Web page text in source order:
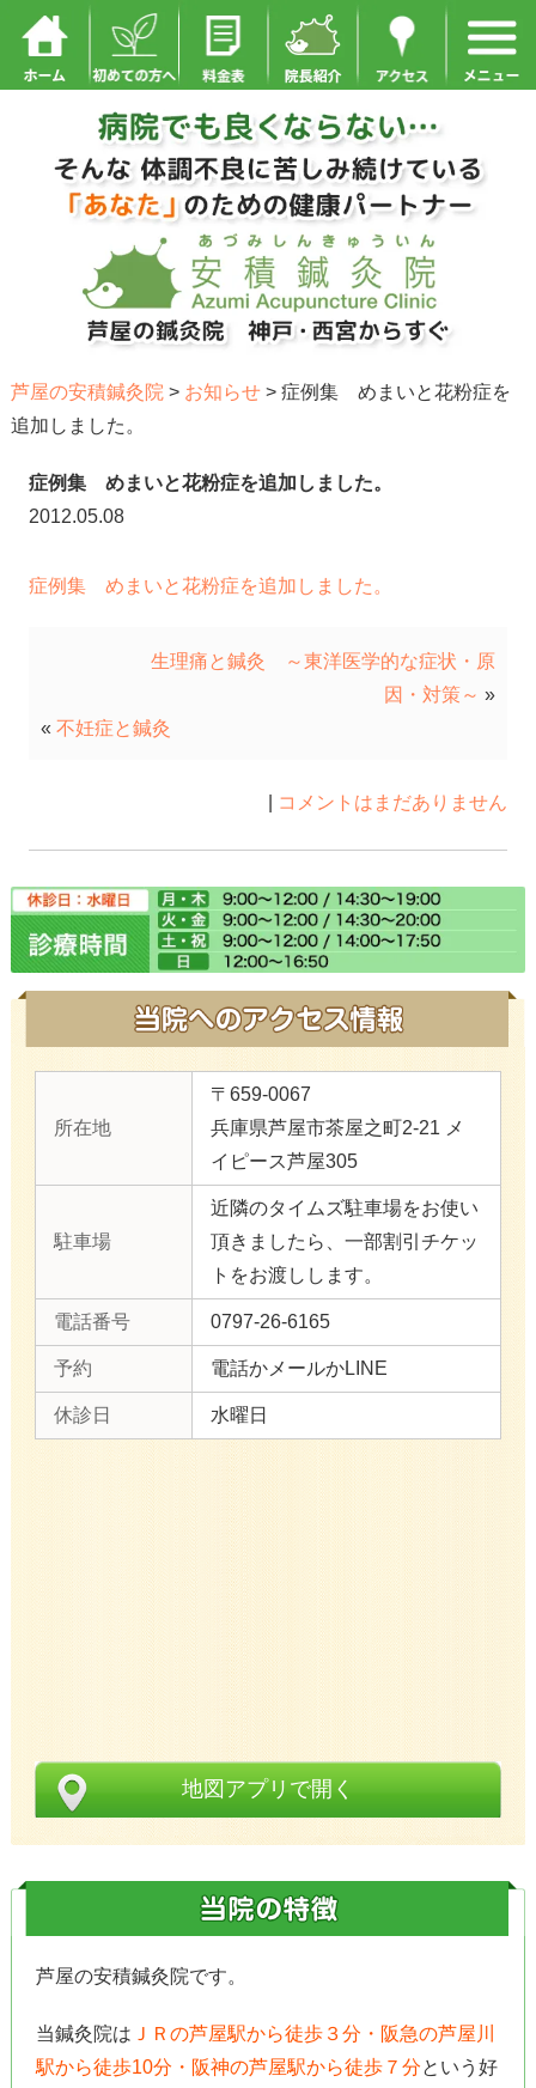
芦屋の安積鍼灸院 > お知らせ> 症例集 めまいと花粉症を
追加しました。
症例集 めまいと花粉症を追加しました。
2012.05.08
症例集 めまいと花粉症を追加しました。
生理痛と鍼灸 ～東洋医学的な症状・原
因・対策～ »
« 不妊症と鍼灸
コメントはまだありません
所在地
〒659-0067
兵庫県芦屋市茶屋之町2-21 メ
イピース芦屋305
駐車場
近隣のタイムズ駐車場をお使い
頂きましたら、一部割引チケッ
トをお渡しします。
電話番号 0797-26-6165
予約 電話かメールかLINE
休診日 水曜日
地図アプリで開く
芦屋の安積鍼灸院です。
当鍼灸院は ＪＲの芦屋駅から徒歩３分・阪急の芦屋川
駅から徒歩10分・阪神の芦屋駅から徒歩７分という好